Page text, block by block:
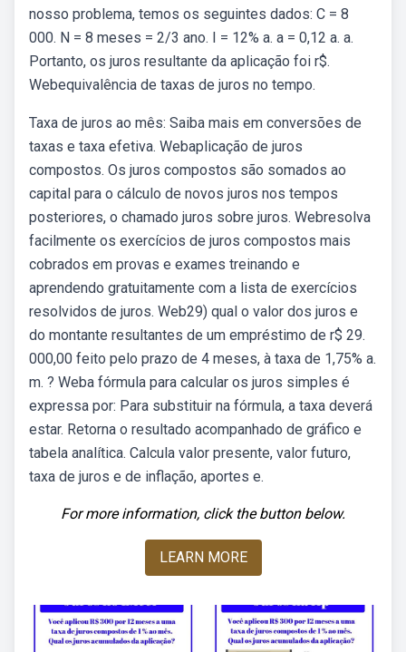
nosso problema, temos os seguintes dados: C = 8
000. N = 8 meses = 2/3 ano. I = 12% a. a = 0,12 a. a.
Portanto, os juros resultante da aplicação foi r$.
Webequivalência de taxas de juros no tempo.
Taxa de juros ao mês: Saiba mais em conversões de
taxas e taxa efetiva. Webaplicação de juros
compostos. Os juros compostos são somados ao
capital para o cálculo de novos juros nos tempos
posteriores, o chamado juros sobre juros. Webresolva
facilmente os exercícios de juros compostos mais
cobrados em provas e exames treinando e
aprendendo gratuitamente com a lista de exercícios
resolvidos de juros. Web29) qual o valor dos juros e
do montante resultantes de um empréstimo de r$ 29.
000,00 feito pelo prazo de 4 meses, à taxa de 1,75% a.
m. ? Weba fórmula para calcular os juros simples é
expressa por: Para substituir na fórmula, a taxa deverá
estar. Retorna o resultado acompanhado de gráfico e
tabela analítica. Calcula valor presente, valor futuro,
taxa de juros e de inflação, aportes e.
For more information, click the button below.
LEARN MORE